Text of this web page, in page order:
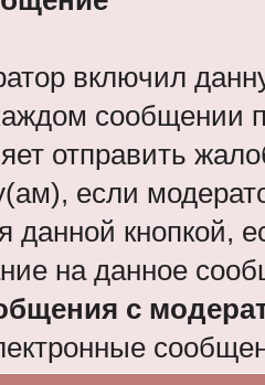
включил
сообщении
отправить
если
данной кнопкой,
на данное
с